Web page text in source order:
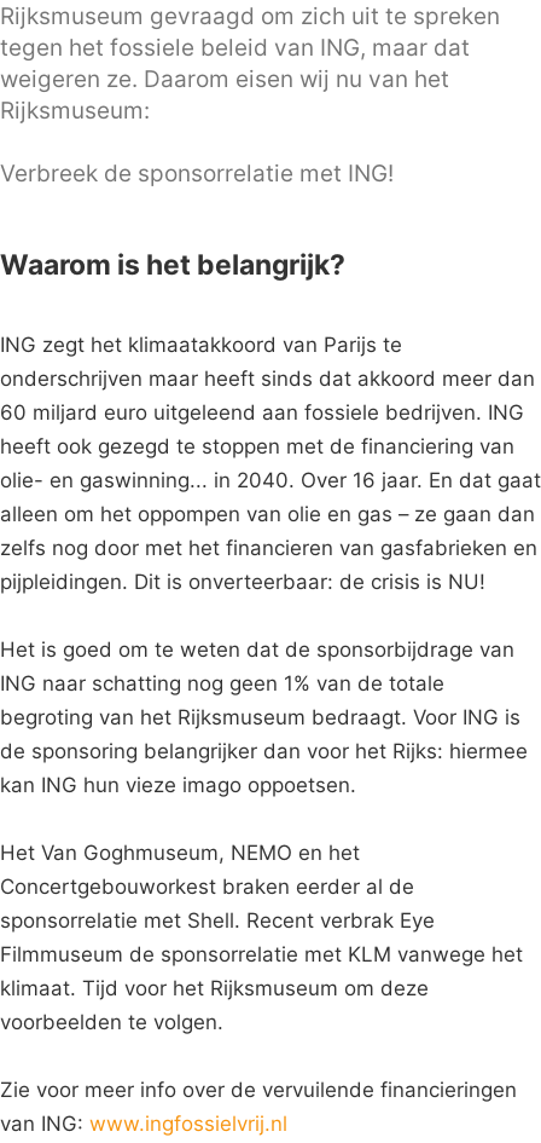
Rijksmuseum gevraagd om zich uit te spreken
tegen het fossiele beleid van ING, maar dat
weigeren ze. Daarom eisen wij nu van het
Rijksmuseum:
Verbreek de sponsorrelatie met ING!
Waarom is het belangrijk?
ING zegt het klimaatakkoord van Parijs te
onderschrijven maar heeft sinds dat akkoord meer dan
60 miljard euro uitgeleend aan fossiele bedrijven. ING
heeft ook gezegd te stoppen met de financiering van
olie- en gaswinning... in 2040. Over 16 jaar. En dat gaat
alleen om het oppompen van olie en gas – ze gaan dan
zelfs nog door met het financieren van gasfabrieken en
pijpleidingen. Dit is onverteerbaar: de crisis is NU!
Het is goed om te weten dat de sponsorbijdrage van
ING naar schatting nog geen 1% van de totale
begroting van het Rijksmuseum bedraagt. Voor ING is
de sponsoring belangrijker dan voor het Rijks: hiermee
kan ING hun vieze imago oppoetsen.
Het Van Goghmuseum, NEMO en het
Concertgebouworkest braken eerder al de
sponsorrelatie met Shell. Recent verbrak Eye
Filmmuseum de sponsorrelatie met KLM vanwege het
klimaat. Tijd voor het Rijksmuseum om deze
voorbeelden te volgen.
Zie voor meer info over de vervuilende financieringen
van ING: www.ingfossielvrij.nl